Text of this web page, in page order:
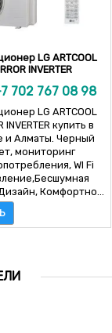
LG ARTCOOL
INVERTER
702 767 08 98
LG ARTCOOL
INVERTER купить в
и Алматы. Черный
мониторинг
WI Fi
Комфортно...